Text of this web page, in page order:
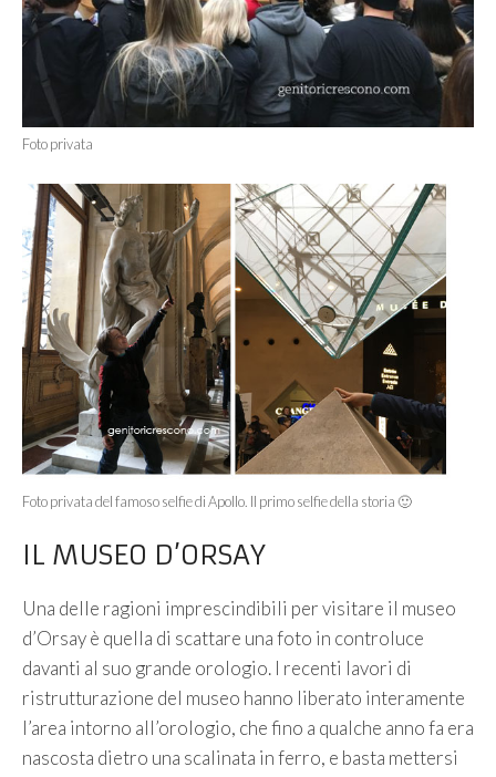
Foto privata
Foto privata del famoso selfie di Apollo. Il primo selfie della storia 🙂
IL MUSEO D’ORSAY
Una delle ragioni imprescindibili per visitare il museo
d’Orsay è quella di scattare una foto in controluce
davanti al suo grande orologio. I recenti lavori di
ristrutturazione del museo hanno liberato interamente
l’area intorno all’orologio, che fino a qualche anno fa era
nascosta dietro una scalinata in ferro, e basta mettersi